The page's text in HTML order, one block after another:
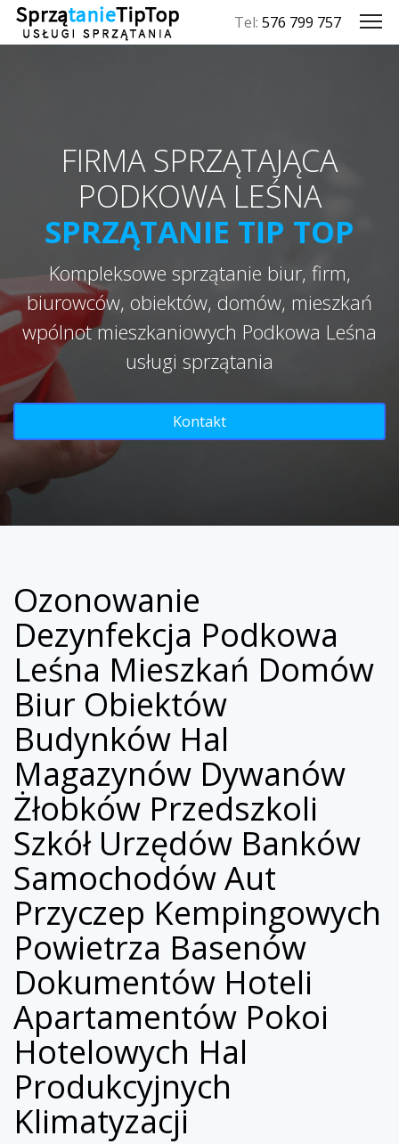
Tel: 576 799 757
FIRMA SPRZĄTAJĄCA
PODKOWA LEŚNA
SPRZĄTANIE TIP TOP
Kompleksowe sprzątanie biur, firm,
biurowców, obiektów, domów, mieszkań
wpólnot mieszkaniowych Podkowa Leśna
usługi sprzątania
Kontakt
Ozonowanie
Dezynfekcja Podkowa
Leśna Mieszkań Domów
Biur Obiektów
Budynków Hal
Magazynów Dywanów
Żłobków Przedszkoli
Szkół Urzędów Banków
Samochodów Aut
Przyczep Kempingowych
Powietrza Basenów
Dokumentów Hoteli
Apartamentów Pokoi
Hotelowych Hal
Produkcyjnych
Klimatyzacji